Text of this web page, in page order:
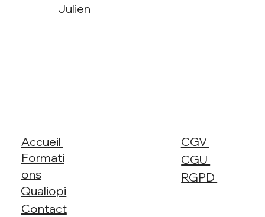
Julien
Accueil
Formati
ons
Qualiopi
Contact
CGV
CGU
RGPD